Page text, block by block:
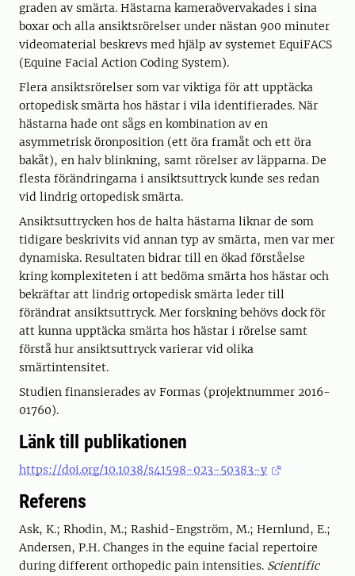
graden av smärta. Hästarna kameraövervakades i sina
boxar och alla ansiktsrörelser under nästan 900 minuter
videomaterial beskrevs med hjälp av systemet EquiFACS
(Equine Facial Action Coding System).
Flera ansiktsrörelser som var viktiga för att upptäcka
ortopedisk smärta hos hästar i vila identifierades. När
hästarna hade ont sågs en kombination av en
asymmetrisk öronposition (ett öra framåt och ett öra
bakåt), en halv blinkning, samt rörelser av läpparna. De
flesta förändringarna i ansiktsuttryck kunde ses redan
vid lindrig ortopedisk smärta.
Ansiktsuttrycken hos de halta hästarna liknar de som
tidigare beskrivits vid annan typ av smärta, men var mer
dynamiska. Resultaten bidrar till en ökad förståelse
kring komplexiteten i att bedöma smärta hos hästar och
bekräftar att lindrig ortopedisk smärta leder till
förändrat ansiktsuttryck. Mer forskning behövs dock för
att kunna upptäcka smärta hos hästar i rörelse samt
förstå hur ansiktsuttryck varierar vid olika
smärtintensitet.
Studien finansierades av Formas (projektnummer 2016-
01760).
Länk till publikationen
https://doi.org/10.1038/s41598-023-50383-y
Referens
Ask, K.; Rhodin, M.; Rashid-Engström, M.; Hernlund, E.;
Andersen, P.H. Changes in the equine facial repertoire
during different orthopedic pain intensities. Scientific